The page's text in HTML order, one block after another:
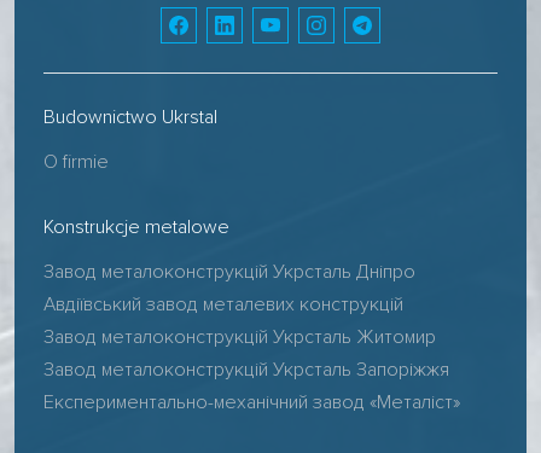
Budownictwo Ukrstal
O firmie
Konstrukcje metalowe
Завод металоконструкцій Укрсталь Дніпро
Авдіївський завод металевих конструкцій
Завод металоконструкцій Укрсталь Житомир
Завод металоконструкцій Укрсталь Запоріжжя
Експериментально-механічний завод «Металіст»